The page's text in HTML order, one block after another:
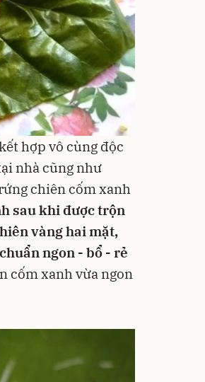
hợp vô cùng độc
nhà cũng như
chiên cốm xanh
sau khi được trộn
vàng hai mặt,
ngon - bổ - rẻ
cốm xanh vừa ngon